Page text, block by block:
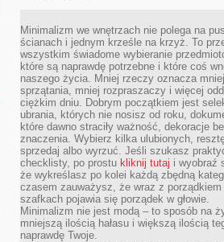
Minimalizm we wnętrzach nie polega na
ścianach i jednym krześle na krzyż. To
wszystkim świadome wybieranie
które są naprawdę potrzebne i które coś
naszego życia. Mniej rzeczy oznacza mniej
sprzątania, mniej rozpraszaczy i więcej
ciężkim dniu. Dobrym początkiem jest
ubrania, których nie nosisz od roku,
które dawno straciły ważność, dekoracje
znaczenia. Wybierz kilka ulubionych,
sprzedaj albo wyrzuć. Jeśli szukasz
checklisty, po prostu kliknij tutaj i wyobraź
że wykreślasz po kolei każdą zbędną
czasem zauważysz, że wraz z porządkiem
szafkach pojawia się porządek w głowie.
Minimalizm nie jest modą – to sposób na
mniejszą ilością hałasu i większą ilością
naprawdę Twoje.